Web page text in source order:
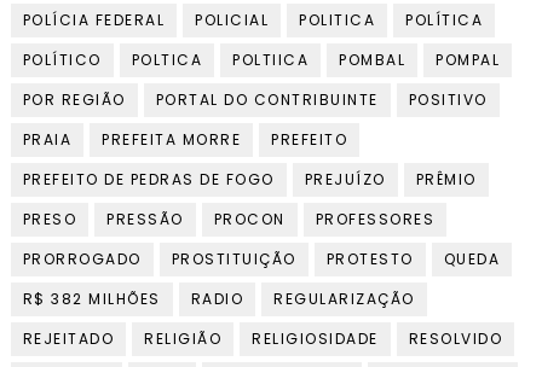
POLÍCIA FEDERAL
POLICIAL POLITICA
POLÍTICA
POLÍTICO
POLTICA POLTIICA POMBAL
POMPAL
POR REGIÃO
PORTAL DO CONTRIBUINTE
POSITIVO
PRAIA
PREFEITA MORRE
PREFEITO
PREFEITO DE PEDRAS DE FOGO
PREJUÍZO
PRÊMIO
PRESO
PRESSÃO PROCON
PROFESSORES
PRORROGADO
PROSTITUIÇÃO PROTESTO
QUEDA
R$ 382 MILHÕES
RADIO
REGULARIZAÇÃO
REJEITADO
RELIGIÃO RELIGIOSIDADE
RESOLVIDO